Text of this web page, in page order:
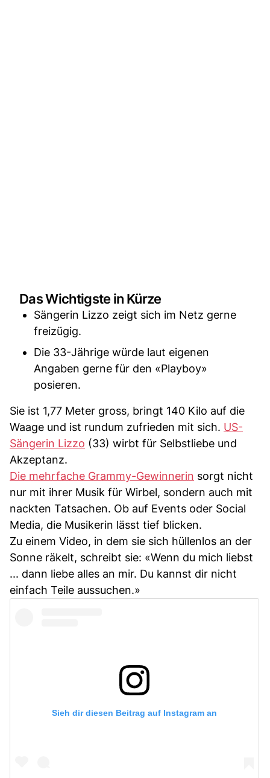
Das Wichtigste in Kürze
Sängerin Lizzo zeigt sich im Netz gerne
freizügig.
Die 33-Jährige würde laut eigenen
Angaben gerne für den «Playboy»
posieren.
Sie ist 1,77 Meter gross, bringt 140 Kilo auf die
Waage und ist rundum zufrieden mit sich. US-
Sängerin Lizzo (33) wirbt für Selbstliebe und
Akzeptanz.
Die mehrfache Grammy-Gewinnerin sorgt nicht
nur mit ihrer Musik für Wirbel, sondern auch mit
nackten Tatsachen. Ob auf Events oder Social
Media, die Musikerin lässt tief blicken.
Zu einem Video, in dem sie sich hüllenlos an der
Sonne räkelt, schreibt sie: «Wenn du mich liebst
... dann liebe alles an mir. Du kannst dir nicht
einfach Teile aussuchen.»
Sieh dir diesen Beitrag auf Instagram an